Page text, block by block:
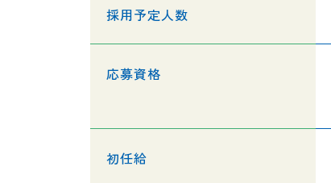
採用予定人数
応募資格
初任給